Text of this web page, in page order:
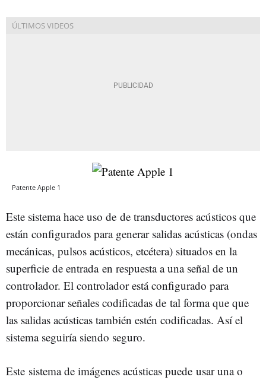
Patente Apple 1
Este sistema hace uso de de transductores acústicos que
están configurados para generar salidas acústicas (ondas
mecánicas, pulsos acústicos, etcétera) situados en la
superficie de entrada en respuesta a una señal de un
controlador. El controlador está configurado para
proporcionar señales codificadas de tal forma que que
las salidas acústicas también estén codificadas. Así el
sistema seguiría siendo seguro.
Este sistema de imágenes acústicas puede usar una o